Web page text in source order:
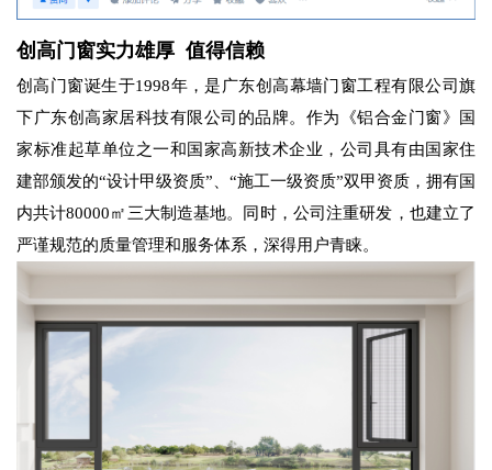
创高门窗实力雄厚 值得信赖
创高门窗诞生于1998年，是广东创高幕墙门窗工程有限公司旗
下广东创高家居科技有限公司的品牌。作为《铝合金门窗》国
家标准起草单位之一和国家高新技术企业，公司具有由国家住
建部颁发的“设计甲级资质”、“施工一级资质”双甲资质，拥有国
内共计80000㎡三大制造基地。同时，公司注重研发，也建立了
严谨规范的质量管理和服务体系，深得用户青睐。